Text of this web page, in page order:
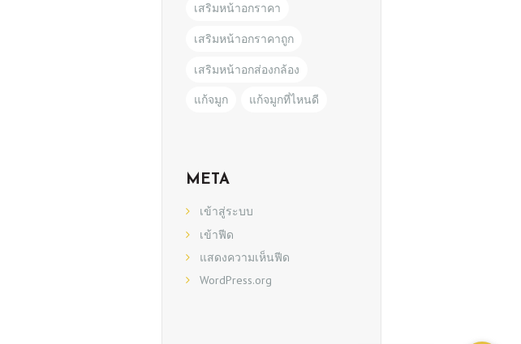
เสริมหน้าอกราคา
เสริมหน้าอกราคาถูก
เสริมหน้าอกส่องกล้อง
แก้จมูก แก้จมูกที่ไหนดี
META
เข้าสู่ระบบ
เข้าฟีด
แสดงความเห็นฟีด
WordPress.org